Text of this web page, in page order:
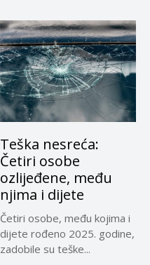
Teška nesreća:
Četiri osobe
ozlijeđene, među
njima i dijete
Četiri osobe, među kojima i
dijete rođeno 2025. godine,
zadobile su teške...